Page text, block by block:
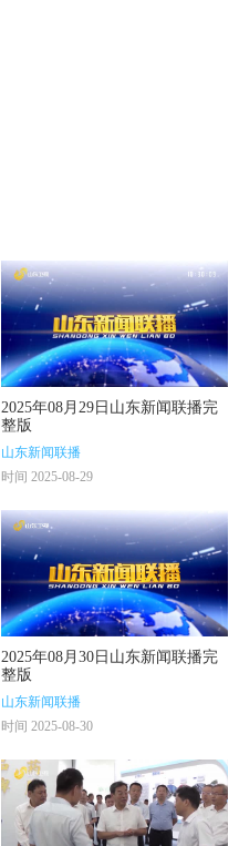
2025年08月29日山东新闻联播完
整版
山东新闻联播
时间 2025-08-29
2025年08月30日山东新闻联播完
整版
山东新闻联播
时间 2025-08-30